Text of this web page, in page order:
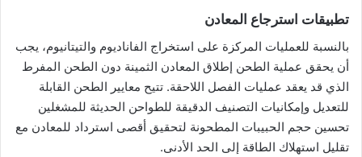
تطبيقات استرجاع المعادن
بالنسبة للعمليات المركزة على استخراج الفاناديوم والتيتانيوم، يجب
أن يحقق عملية الطحن إطلاق المعادن الثمينة دون الطحن المفرط
الذي قد يعقد عمليات الفصل اللاحقة. تتيح معايير الطحن القابلة
للتعديل وإمكانيات التصنيف الدقيقة للطواحن الحديثة للمشغلين
تحسين حجم الحبيبات المطحونة لتحقيق أقصى استرداد للمعادن مع
تقليل استهلاك الطاقة إلى الحد الأدنى.